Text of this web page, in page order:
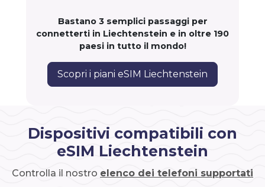
Bastano 3 semplici passaggi per
connetterti in Liechtenstein e in oltre 190
paesi in tutto il mondo!
Scopri i piani eSIM Liechtenstein
Dispositivi compatibili con
eSIM Liechtenstein
Controlla il nostro elenco dei telefoni supportati